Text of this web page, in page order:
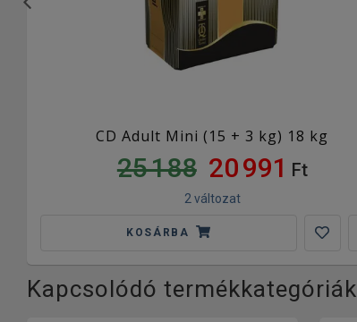
CD Adult Mini (15 + 3 kg) 18 kg
25 188 20 991 Ft
2 változat
KOSÁRBA
Kapcsolódó termékkategóriák